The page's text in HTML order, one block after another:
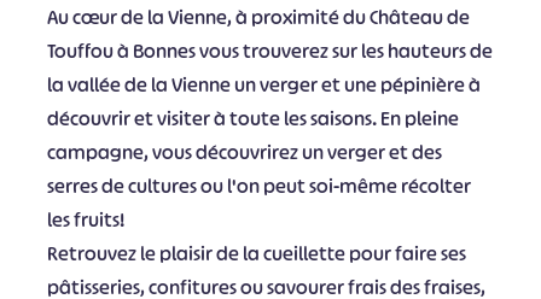
Au cœur de la Vienne, à proximité du Château de
Touffou à Bonnes vous trouverez sur les hauteurs de
la vallée de la Vienne un verger et une pépinière à
découvrir et visiter à toute les saisons. En pleine
campagne, vous découvrirez un verger et des
serres de cultures ou l'on peut soi-même récolter
les fruits!
Retrouvez le plaisir de la cueillette pour faire ses
pâtisseries, confitures ou savourer frais des fraises,